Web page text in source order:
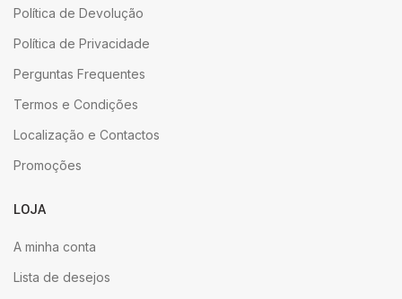
Política de Devolução
Política de Privacidade
Perguntas Frequentes
Termos e Condições
Localização e Contactos
Promoções
LOJA
A minha conta
Lista de desejos